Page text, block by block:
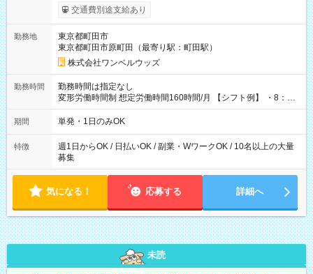
いOK！（規定あり） ┗働いたその日に現金GET♪ お仕事後はコ
ンビニATMから 日払い分を引き落とせます！ 【試用期間】試
交通費別途支給あり
勤務地
東京都町田市
東京都町田市原町田（最寄り駅：町田駅）
株式会社ワンベルウッズ
勤務時間
勤務時間は指定なし
変形労働時間制 想定労働時間160時間/月 【シフト例】 ・8：00
～21：00
期間 単発・1日のみOK
特徴
週1日からOK / 日払いOK / 副業・WワークOK / 10名以上の大量
募集
気になる！ 応募する 詳細へ
未読